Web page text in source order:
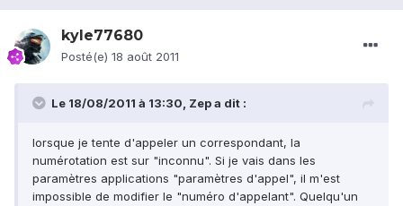
kyle77680
Posté(e) 18 août 2011
Le 18/08/2011 à 13:30, Zep a dit :
lorsque je tente d'appeler un correspondant, la
numérotation est sur "inconnu". Si je vais dans les
paramètres applications "paramètres d'appel", il m'est
impossible de modifier le "numéro d'appelant". Quelqu'un